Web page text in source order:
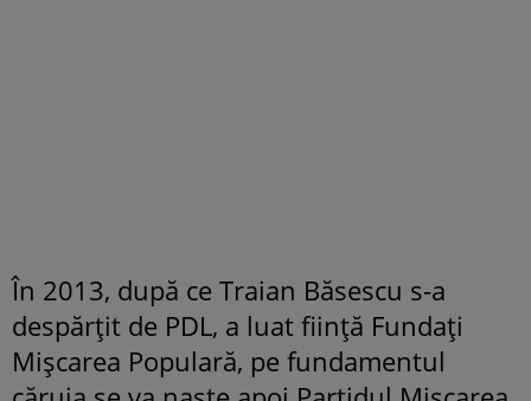
În 2013, după ce Traian Băsescu s-a
despărțit de PDL, a luat ființă Fundați
Mișcarea Populară, pe fundamentul